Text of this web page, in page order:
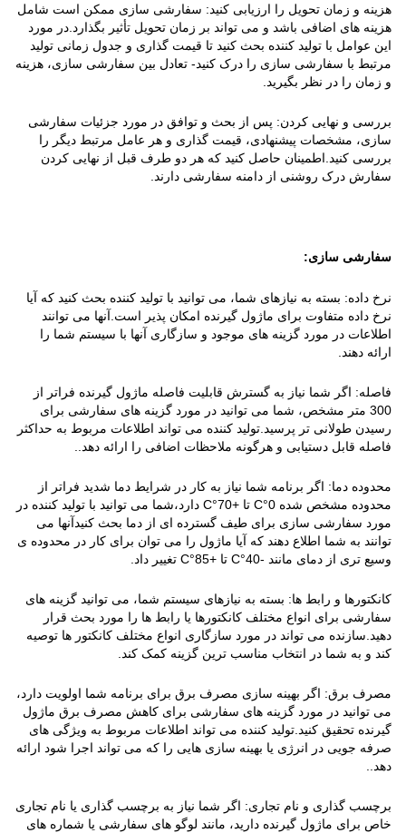
هزینه و زمان تحویل را ارزیابی کنید: سفارشی سازی ممکن است شامل
هزینه های اضافی باشد و می تواند بر زمان تحویل تأثیر بگذارد.در مورد
این عوامل با تولید کننده بحث کنید تا قیمت گذاری و جدول زمانی تولید
مرتبط با سفارشی سازی را درک کنید- تعادل بین سفارشی سازی، هزینه
و زمان را در نظر بگیرید.
بررسی و نهایی کردن: پس از بحث و توافق در مورد جزئیات سفارشی
سازی، مشخصات پیشنهادی، قیمت گذاری و هر عامل مرتبط دیگر را
بررسی کنید.اطمینان حاصل کنید که هر دو طرف قبل از نهایی کردن
سفارش درک روشنی از دامنه سفارشی دارند.
سفارشی سازی:
نرخ داده: بسته به نیازهای شما، می توانید با تولید کننده بحث کنید که آیا
نرخ داده متفاوت برای ماژول گیرنده امکان پذیر است.آنها می توانند
اطلاعات در مورد گزینه های موجود و سازگاری آنها با سیستم شما را
ارائه دهند.
فاصله: اگر شما نیاز به گسترش قابلیت فاصله ماژول گیرنده فراتر از
300 متر مشخص، شما می توانید در مورد گزینه های سفارشی برای
رسیدن طولانی تر پرسید.تولید کننده می تواند اطلاعات مربوط به حداکثر
فاصله قابل دستیابی و هرگونه ملاحظات اضافی را ارائه دهد..
محدوده دما: اگر برنامه شما نیاز به کار در شرایط دما شدید فراتر از
محدوده مشخص شده 0°C تا +70°C دارد،شما می توانید با تولید کننده در
مورد سفارشی سازی برای طیف گسترده ای از دما بحث کنیدآنها می
توانند به شما اطلاع دهند که آیا ماژول را می توان برای کار در محدوده ی
وسیع تری از دمای مانند -40°C تا +85°C تغییر داد.
کانکتورها و رابط ها: بسته به نیازهای سیستم شما، می توانید گزینه های
سفارشی برای انواع مختلف کانکتورها یا رابط ها را مورد بحث قرار
دهید.سازنده می تواند در مورد سازگاری انواع مختلف کانکتور ها توصیه
کند و به شما در انتخاب مناسب ترین گزینه کمک کند.
مصرف برق: اگر بهینه سازی مصرف برق برای برنامه شما اولویت دارد،
می توانید در مورد گزینه های سفارشی برای کاهش مصرف برق ماژول
گیرنده تحقیق کنید.تولید کننده می تواند اطلاعات مربوط به ویژگی های
صرفه جویی در انرژی یا بهینه سازی هایی را که می تواند اجرا شود ارائه
دهد..
برچسب گذاری و نام تجاری: اگر شما نیاز به برچسب گذاری یا نام تجاری
خاص برای ماژول گیرنده دارید، مانند لوگو های سفارشی یا شماره های